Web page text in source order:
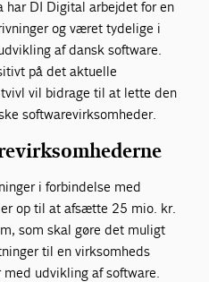
har DI Digital arbejdet for en
og været tydelige i
af dansk software.
på det aktuelle
vil bidrage til at lette den
softwarevirksomheder.
i forbindelse med
op til at afsætte 25 mio. kr.
som skal gøre det muligt
til en virksomheds
udvikling af software.